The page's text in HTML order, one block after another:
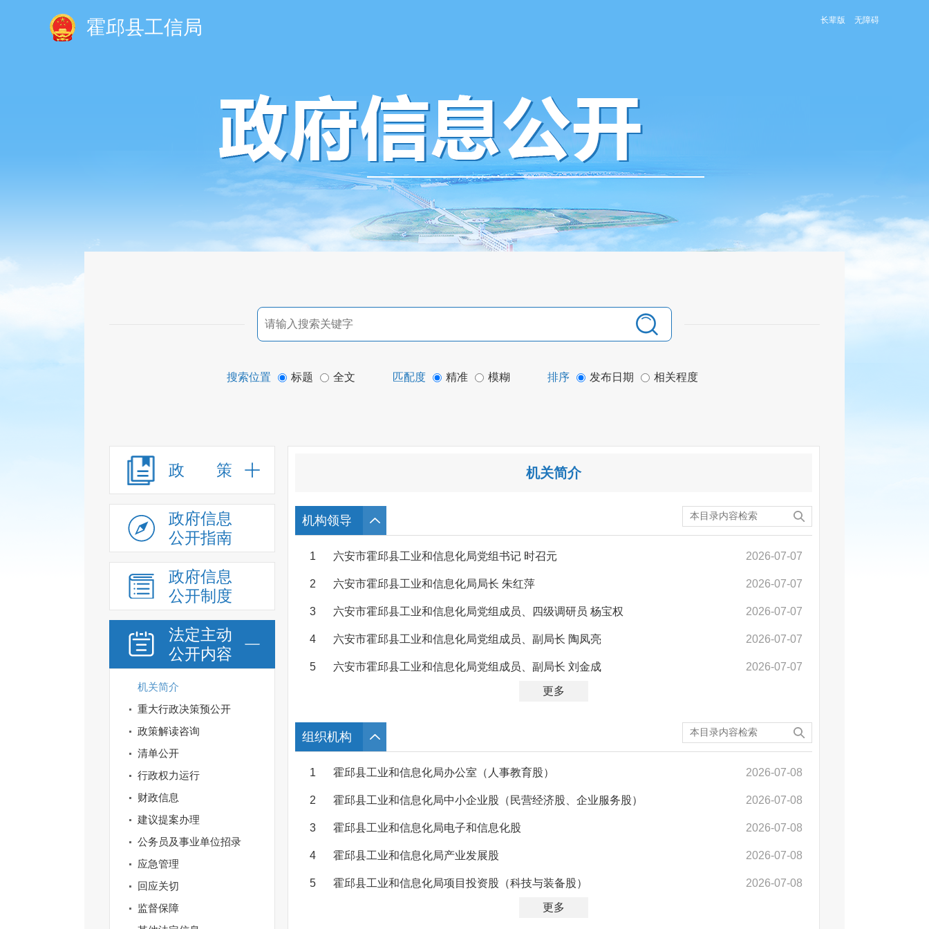
霍邱县工信局 长辈版 无障碍
搜索位置 标题 全文 匹配度 精准 模糊 排序 发布日期 相关程度
政 策
政府信息
公开指南
政府信息
公开制度
法定主动
公开内容
机关简介
重大行政决策预公开
政策解读咨询
清单公开
行政权力运行
财政信息
建议提案办理
公务员及事业单位招录
应急管理
回应关切
监督保障
机关简介
机构领导
1 六安市霍邱县工业和信息化局党组书记 时召元 2026-07-07
2 六安市霍邱县工业和信息化局局长 朱红萍 2026-07-07
3 六安市霍邱县工业和信息化局党组成员、四级调研员 杨宝权 2026-07-07
4 六安市霍邱县工业和信息化局党组成员、副局长 陶凤亮 2026-07-07
5 六安市霍邱县工业和信息化局党组成员、副局长 刘金成 2026-07-07
更多
组织机构
1 霍邱县工业和信息化局办公室（人事教育股） 2026-07-08
2 霍邱县工业和信息化局中小企业股（民营经济股、企业服务股） 2026-07-08
3 霍邱县工业和信息化局电子和信息化股 2026-07-08
4 霍邱县工业和信息化局产业发展股 2026-07-08
5 霍邱县工业和信息化局项目投资股（科技与装备股） 2026-07-08
更多